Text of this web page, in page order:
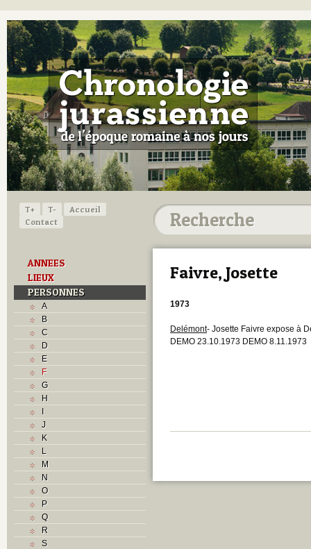
T+ T-
Accueil
Contact
ANNEES
LIEUX
PERSONNES
A
B
C
D
E
F
G
H
I
J
K
L
M
N
O
P
Q
R
S
Faivre, Josette
1973
Delémont- Josette Faivre expose à
DEMO 23.10.1973 DEMO 8.11.1973